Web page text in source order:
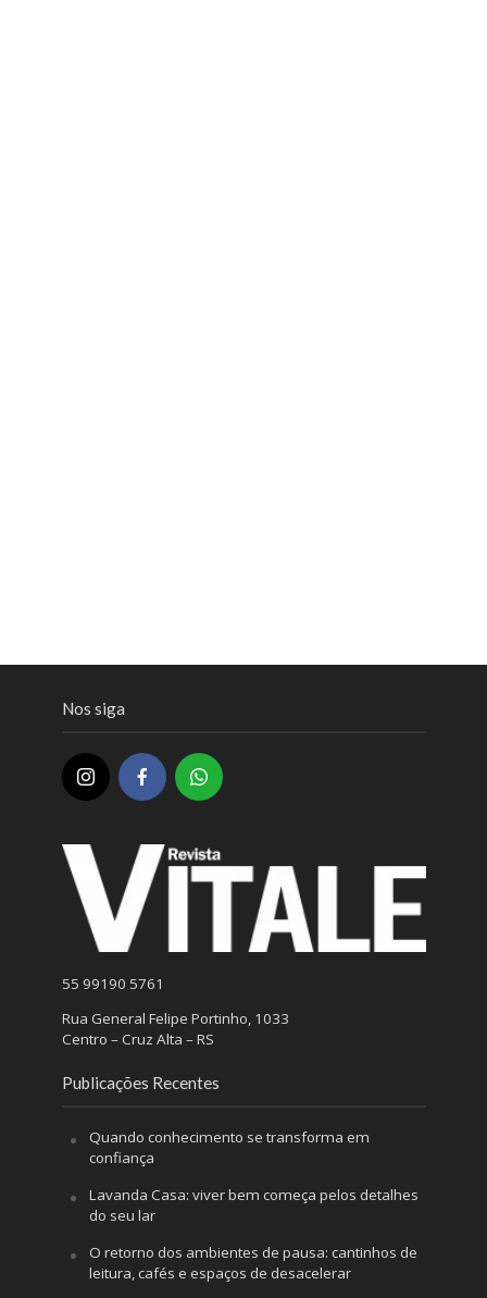
Nos siga
55 99190 5761
Rua General Felipe Portinho, 1033
Centro – Cruz Alta – RS
Publicações Recentes
Quando conhecimento se transforma em
confiança
Lavanda Casa: viver bem começa pelos detalhes
do seu lar
O retorno dos ambientes de pausa: cantinhos de
leitura, cafés e espaços de desacelerar